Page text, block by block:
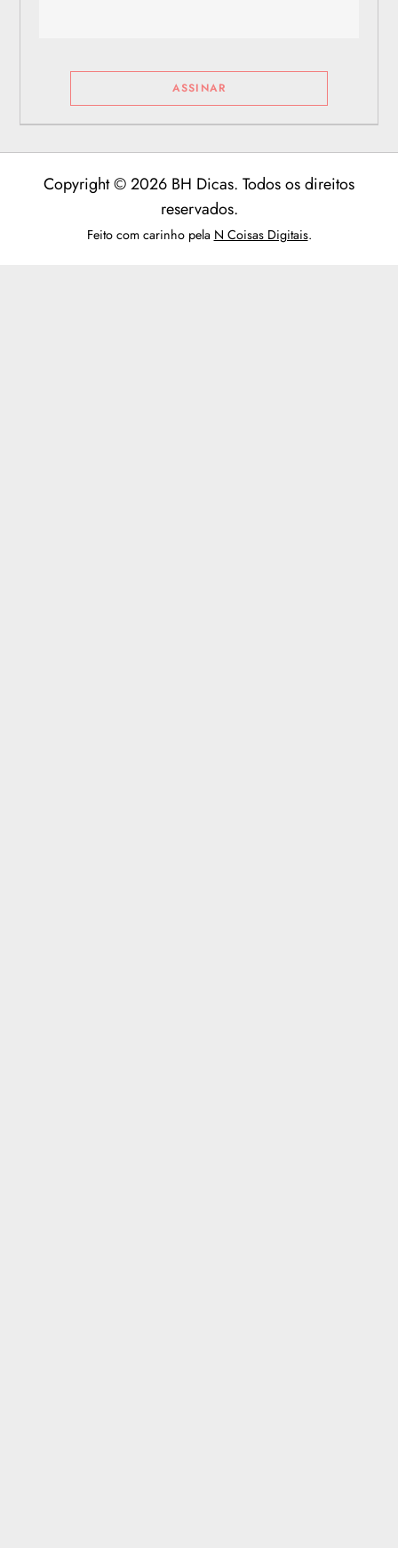
Copyright © 2026 BH Dicas. Todos os direitos
reservados.
Feito com carinho pela N Coisas Digitais.